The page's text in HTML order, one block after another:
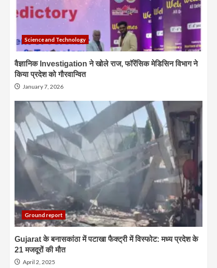
Science and Technology
वैज्ञानिक Investigation ने खोले राज, फॉरेंसिक मेडिसिन विभाग ने
किया प्रदेश को गौरवान्वित
January 7, 2026
Ground report
Gujarat के बनासकांठा में पटाखा फैक्ट्री में विस्फोट: मध्य प्रदेश के
21 मजदूरों की मौत
April 2, 2025